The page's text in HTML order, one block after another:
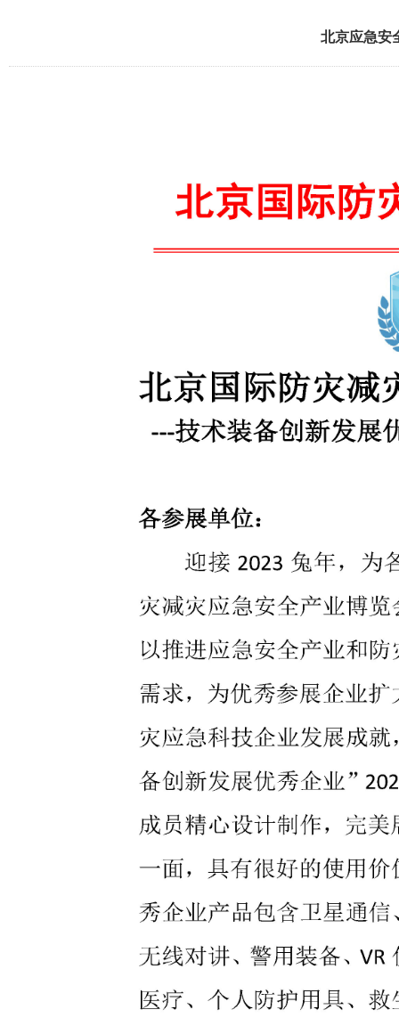
北京应急安